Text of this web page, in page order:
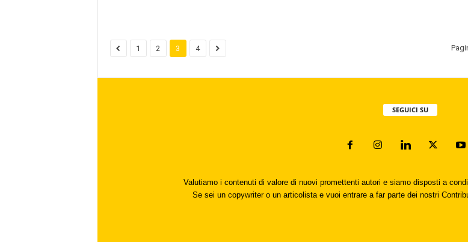
1 2 3 4
SEGUICI SU
Valutiamo i contenuti di valore di nuovi promettenti autori e siamo disposti a
Se sei un copywriter o un articolista e vuoi entrare a far parte dei nostri